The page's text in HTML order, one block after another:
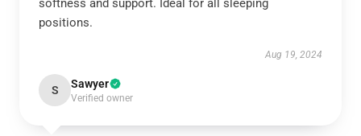
softness and support. Ideal for all sleeping
positions.
Aug 19, 2024
S Sawyer
Verified owner